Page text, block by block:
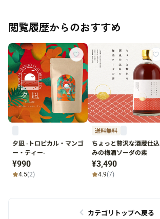
閲覧履歴からのおすすめ
夕凪 -トロピカル・マンゴ
ー・ティー-
¥990
4.5(2)
送料無料
ちょっと贅沢な酒蔵仕込
みの梅酒ソーダの素
¥3,490
4.9(7)
カテゴリトップへ戻る